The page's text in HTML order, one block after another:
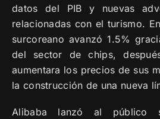
datos del PIB y nuevas
relacionadas con el turismo.
surcoreano avanzó 1.5%
del sector de chips,
aumentara los precios de sus
la construcción de una nueva
Alibaba lanzó al público